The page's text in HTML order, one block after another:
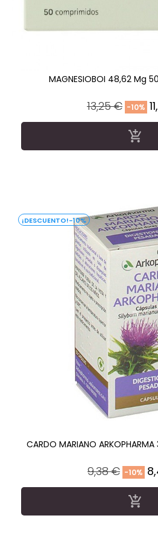
MAGNESIOBOI 48,62 Mg
Precio
regular
13,25 € -10%

-10%
CARDO MARIANO
Precio
regular
9,38 € -10%
